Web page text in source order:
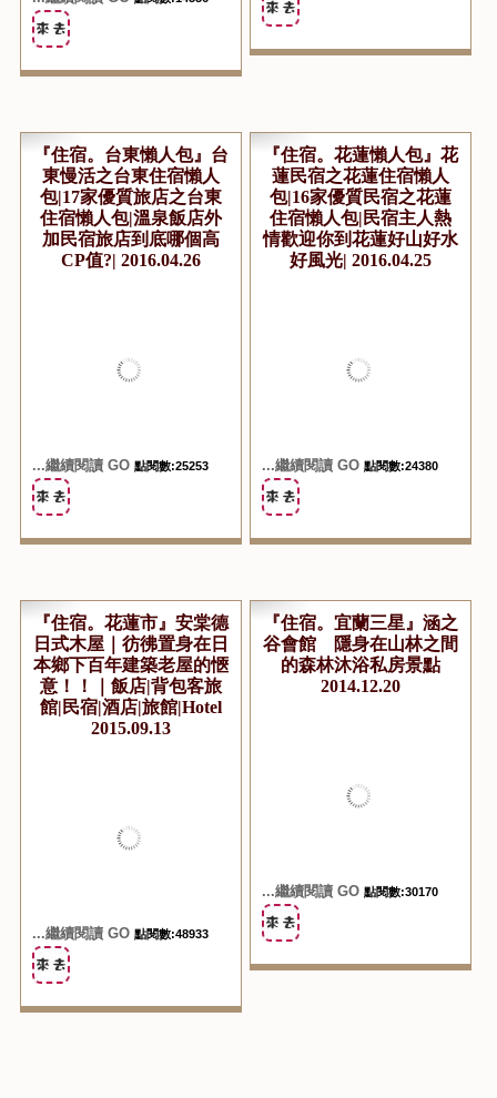
『住宿。台東懶人包』台
東慢活之台東住宿懶人
包|17家優質旅店之台東
住宿懶人包|溫泉飯店外
加民宿旅店到底哪個高
CP值?| 2016.04.26
...繼續閱讀 GO 點閱數:25253
『住宿。花蓮懶人包』花
蓮民宿之花蓮住宿懶人
包|16家優質民宿之花蓮
住宿懶人包|民宿主人熱
情歡迎你到花蓮好山好水
好風光| 2016.04.25
...繼續閱讀 GO 點閱數:24380
『住宿。花蓮市』安棠德
日式木屋｜彷彿置身在日
本鄉下百年建築老屋的愜
意！！｜飯店|背包客旅
館|民宿|酒店|旅館|Hotel
2015.09.13
...繼續閱讀 GO 點閱數:48933
『住宿。宜蘭三星』涵之
谷會館 隱身在山林之間
的森林沐浴私房景點
2014.12.20
...繼續閱讀 GO 點閱數:30170